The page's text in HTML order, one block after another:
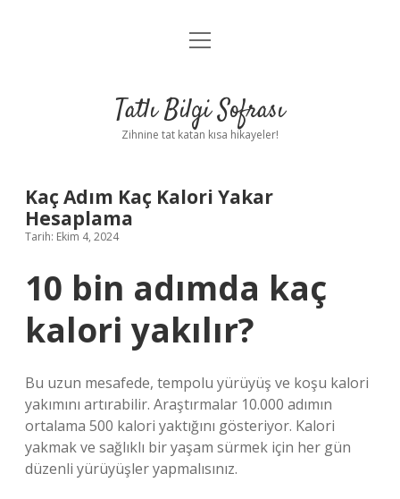
Anasayfa
Yasal Uyarı
menüyü
Tatlı Bilgi Sofrası
Zihnine tat katan kısa hikayeler!
Kaç Adım Kaç Kalori Yakar
Hesaplama
Tarih: Ekim 4, 2024
10 bin adımda kaç
kalori yakılır?
Bu uzun mesafede, tempolu yürüyüş ve koşu kalori
yakımını artırabilir. Araştırmalar 10.000 adımın
ortalama 500 kalori yaktığını gösteriyor. Kalori
yakmak ve sağlıklı bir yaşam sürmek için her gün
düzenli yürüyüşler yapmalısınız.